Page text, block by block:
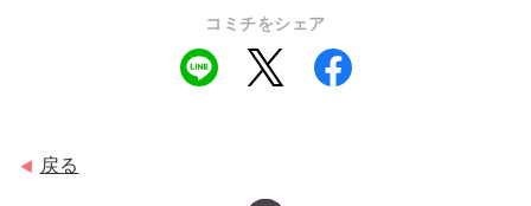
コミチをシェア
◀ 戻る